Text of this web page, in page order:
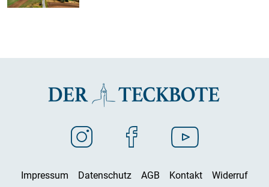
Impressum Datenschutz AGB Kontakt
Widerruf